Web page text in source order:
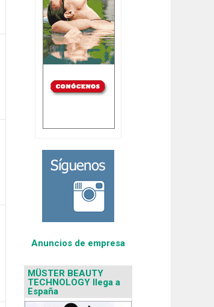
Anuncios de empresa
MÜSTER BEAUTY
TECHNOLOGY llega a
España